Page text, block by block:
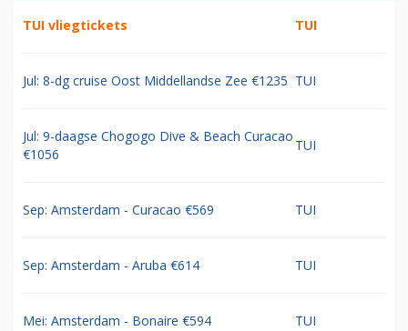
TUI vliegtickets TUI
Jul: 8-dg cruise Oost Middellandse Zee €1235 TUI
Jul: 9-daagse Chogogo Dive & Beach Curacao
€1056
TUI
Sep: Amsterdam - Curacao €569 TUI
Sep: Amsterdam - Aruba €614 TUI
Mei: Amsterdam - Bonaire €594 TUI